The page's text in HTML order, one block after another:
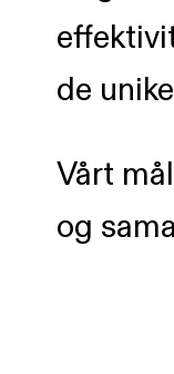
de
Vårt
og